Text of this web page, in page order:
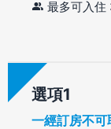
最多可入住
選項
一經訂房不可